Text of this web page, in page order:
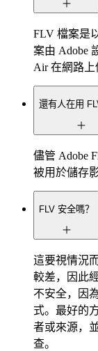
FLV 檔案是
案由 Adobe
Air 在網路上
還有人在用
儘管 Adobe
被用於儲存
FLV 安全嗎？
這要視情況
較差，因此
不安全，因
式。最好的
者或來源，
查。